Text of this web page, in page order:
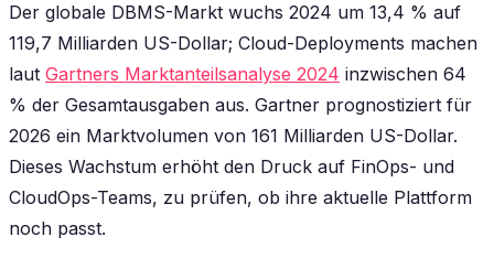
Der globale DBMS-Markt wuchs 2024 um 13,4 % auf
119,7 Milliarden US-Dollar; Cloud-Deployments machen
laut Gartners Marktanteilsanalyse 2024 inzwischen 64
% der Gesamtausgaben aus. Gartner prognostiziert für
2026 ein Marktvolumen von 161 Milliarden US-Dollar.
Dieses Wachstum erhöht den Druck auf FinOps- und
CloudOps-Teams, zu prüfen, ob ihre aktuelle Plattform
noch passt.